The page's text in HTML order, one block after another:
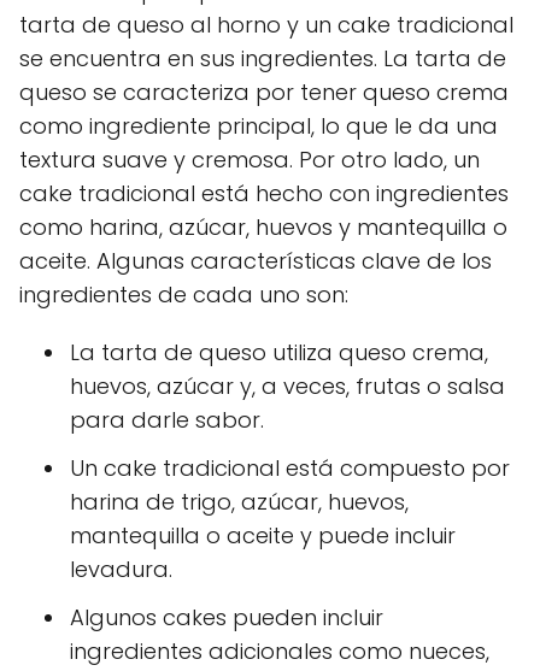
tarta de queso al horno y un cake tradicional
se encuentra en sus ingredientes. La tarta de
queso se caracteriza por tener queso crema
como ingrediente principal, lo que le da una
textura suave y cremosa. Por otro lado, un
cake tradicional está hecho con ingredientes
como harina, azúcar, huevos y mantequilla o
aceite. Algunas características clave de los
ingredientes de cada uno son:
La tarta de queso utiliza queso crema,
huevos, azúcar y, a veces, frutas o salsa
para darle sabor.
Un cake tradicional está compuesto por
harina de trigo, azúcar, huevos,
mantequilla o aceite y puede incluir
levadura.
Algunos cakes pueden incluir
ingredientes adicionales como nueces,